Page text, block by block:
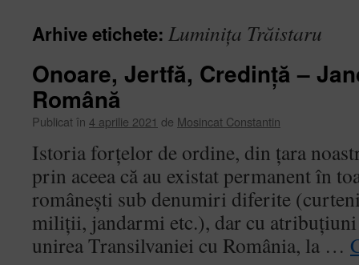
Arhive etichete: Luminița Trăistaru
Onoare, Jertfă, Credință –
Română
Publicat în 4 aprilie 2021 de Mosincat Constantin
Istoria forţelor de ordine, din ţara
prin aceea că au existat permanent în
româneşti sub denumiri diferite
miliţii, jandarmi etc.), dar cu atribuţiuni
unirea Transilvaniei cu România, la …